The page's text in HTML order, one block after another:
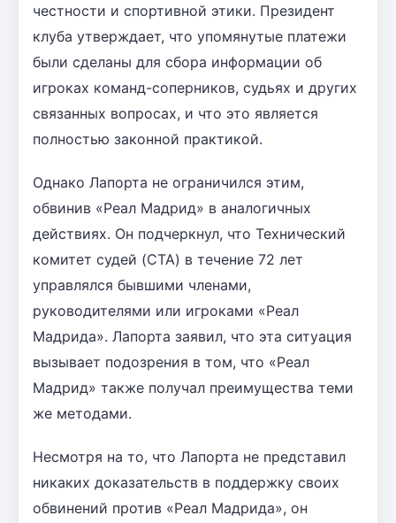
честности и спортивной этики. Президент
клуба утверждает, что упомянутые платежи
были сделаны для сбора информации об
игроках команд-соперников, судьях и других
связанных вопросах, и что это является
полностью законной практикой.
Однако Лапорта не ограничился этим,
обвинив «Реал Мадрид» в аналогичных
действиях. Он подчеркнул, что Технический
комитет судей (CTA) в течение 72 лет
управлялся бывшими членами,
руководителями или игроками «Реал
Мадрида». Лапорта заявил, что эта ситуация
вызывает подозрения в том, что «Реал
Мадрид» также получал преимущества теми
же методами.
Несмотря на то, что Лапорта не представил
никаких доказательств в поддержку своих
обвинений против «Реал Мадрида», он